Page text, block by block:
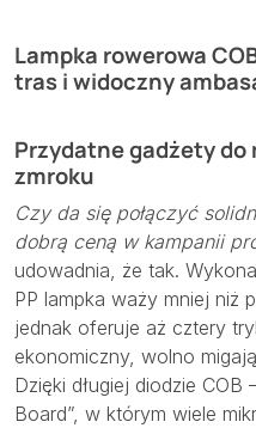
Lampka rowerowa
tras i widoczny
Przydatne gadżety
zmroku
Czy da się połączyć
dobrą ceną w kampanii
udowadnia, że tak.
PP lampka waży mniej niż
jednak oferuje aż cztery
ekonomiczny, wolno
Dzięki długiej diodzie COB
Board”, w którym wiele